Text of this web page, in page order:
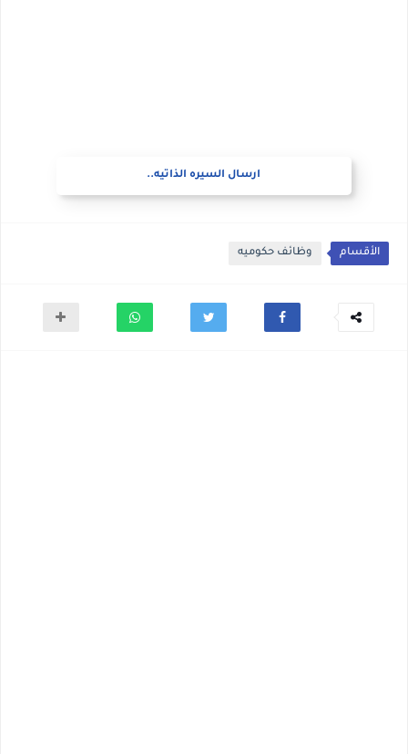
ارسال السيره الذاتيه..
الأقسام وظائف حكوميه